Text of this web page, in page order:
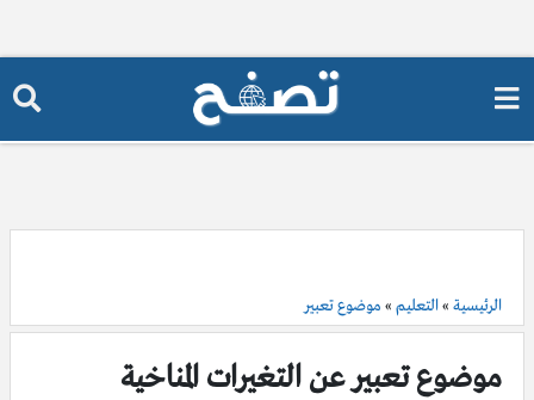
الرئيسية »التعليم » موضوع تعبير
موضوع تعبير عن التغيرات المناخية